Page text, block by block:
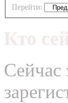
Перейти:
Сейчас